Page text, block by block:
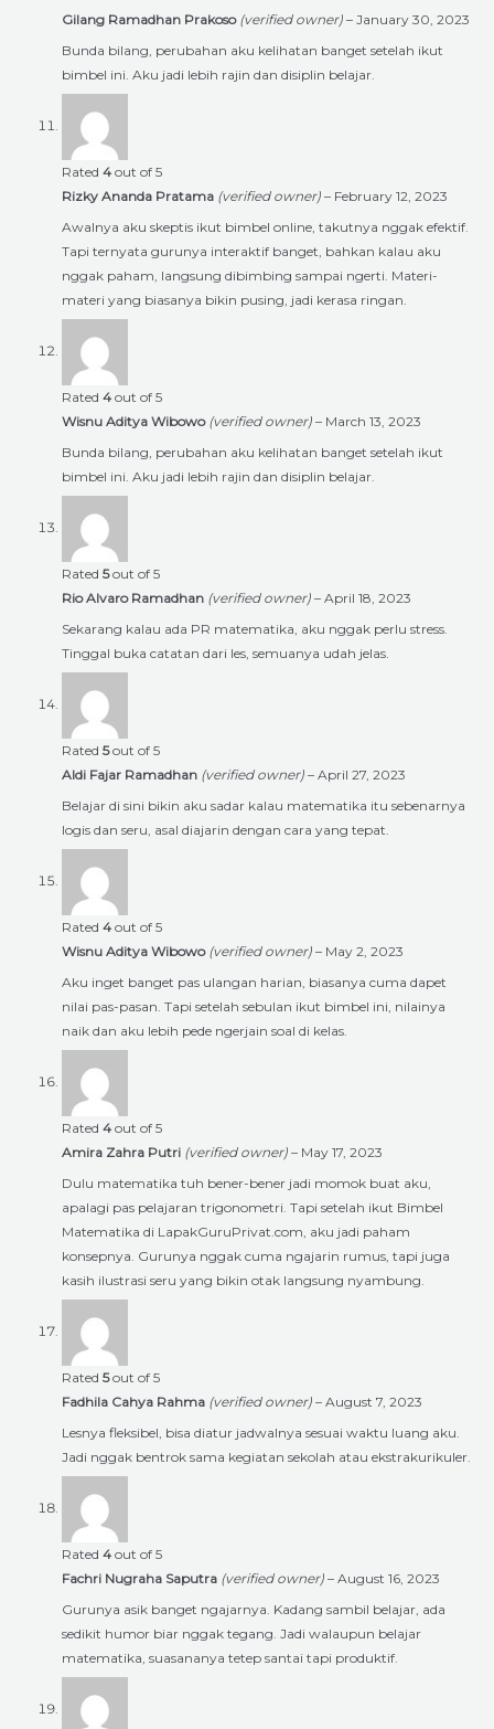
Gilang Ramadhan Prakoso (verified owner) – January 30, 2023
Bunda bilang, perubahan aku kelihatan banget setelah ikut
bimbel ini. Aku jadi lebih rajin dan disiplin belajar.
Rated 4 out of 5
Rizky Ananda Pratama (verified owner) – February 12, 2023
Awalnya aku skeptis ikut bimbel online, takutnya nggak efektif.
Tapi ternyata gurunya interaktif banget, bahkan kalau aku
nggak paham, langsung dibimbing sampai ngerti. Materi-
materi yang biasanya bikin pusing, jadi kerasa ringan.
Rated 4 out of 5
Wisnu Aditya Wibowo (verified owner) – March 13, 2023
Bunda bilang, perubahan aku kelihatan banget setelah ikut
bimbel ini. Aku jadi lebih rajin dan disiplin belajar.
Rated 5out of 5
Rio Alvaro Ramadhan (verified owner) – April 18, 2023
Sekarang kalau ada PR matematika, aku nggak perlu stress.
Tinggal buka catatan dari les, semuanya udah jelas.
Rated 5out of 5
Aldi Fajar Ramadhan (verified owner) – April 27, 2023
Belajar di sini bikin aku sadar kalau matematika itu sebenarnya
logis dan seru, asal diajarin dengan cara yang tepat.
Rated 4 out of 5
Wisnu Aditya Wibowo (verified owner) – May 2, 2023
Aku inget banget pas ulangan harian, biasanya cuma dapet
nilai pas-pasan. Tapi setelah sebulan ikut bimbel ini, nilainya
naik dan aku lebih pede ngerjain soal di kelas.
Rated 4 out of 5
Amira Zahra Putri (verified owner) – May 17, 2023
Dulu matematika tuh bener-bener jadi momok buat aku,
apalagi pas pelajaran trigonometri. Tapi setelah ikut Bimbel
Matematika di LapakGuruPrivat.com, aku jadi paham
konsepnya. Gurunya nggak cuma ngajarin rumus, tapi juga
kasih ilustrasi seru yang bikin otak langsung nyambung.
Rated 5out of 5
Fadhila Cahya Rahma (verified owner) – August 7, 2023
Lesnya fleksibel, bisa diatur jadwalnya sesuai waktu luang aku.
Jadi nggak bentrok sama kegiatan sekolah atau ekstrakurikuler.
Rated 4 out of 5
Fachri Nugraha Saputra (verified owner) – August 16, 2023
Gurunya asik banget ngajarnya. Kadang sambil belajar, ada
sedikit humor biar nggak tegang. Jadi walaupun belajar
matematika, suasananya tetep santai tapi produktif.